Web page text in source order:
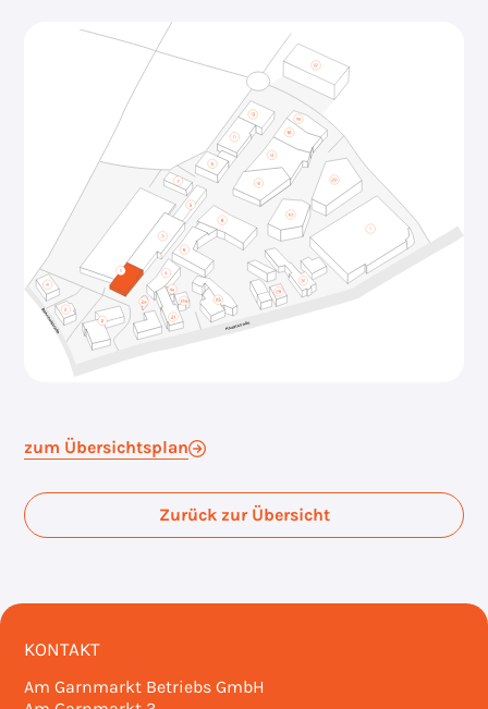
zum Übersichtsplan
Zurück zur Übersicht
KONTAKT
Am Garnmarkt Betriebs GmbH